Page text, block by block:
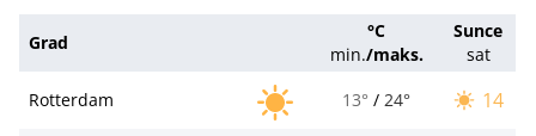
Grad
°C
min./maks.
Sunce
sat
Rotterdam
13° / 24° 14